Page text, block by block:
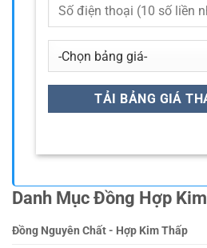
Danh Mục Đồng Hợp Kim
Đồng Nguyên Chất - Hợp Kim Thấp